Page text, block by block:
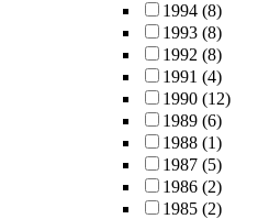
1994 (8)
1993 (8)
1992 (8)
1991 (4)
1990 (12)
1989 (6)
1988 (1)
1987 (5)
1986 (2)
1985 (2)